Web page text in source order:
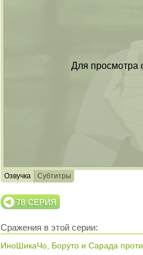
Для просмотра
Озвучка Субтитры
78 СЕРИЯ
Сражения в этой серии:
ИноШикаЧо, Боруто и Сарада